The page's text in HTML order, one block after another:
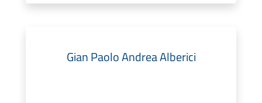
Gian Paolo Andrea Alberici